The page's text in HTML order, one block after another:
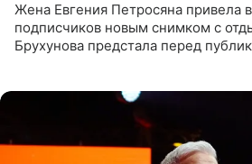
Жена Евгения Петросяна привела
подписчиков новым снимком с
Брухунова предстала перед